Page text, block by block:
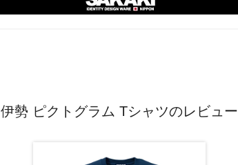
伊勢 ピクトグラム Tシャツのレビュー